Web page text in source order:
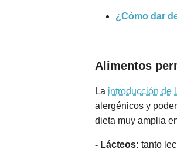
¿Cómo dar
Alimentos
La introducción de
alergénicos y
dieta muy amplia
- Lácteos: tanto